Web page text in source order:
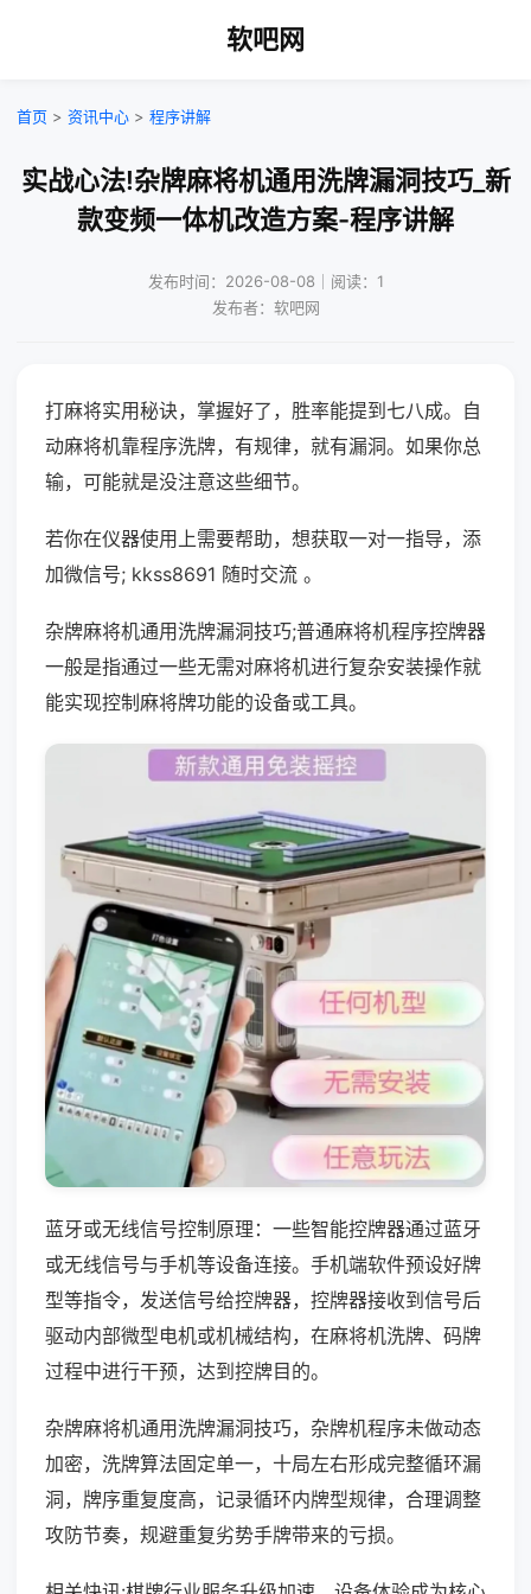
软吧网
首页 > 资讯中心 > 程序讲解
实战心法!杂牌麻将机通用洗牌漏洞技巧_新
款变频一体机改造方案-程序讲解
发布时间：2026-08-08｜阅读：1
发布者：软吧网
打麻将实用秘诀，掌握好了，胜率能提到七八成。自
动麻将机靠程序洗牌，有规律，就有漏洞。如果你总
输，可能就是没注意这些细节。
若你在仪器使用上需要帮助，想获取一对一指导，添
加微信号; kkss8691 随时交流 。
杂牌麻将机通用洗牌漏洞技巧;普通麻将机程序控牌器
一般是指通过一些无需对麻将机进行复杂安装操作就
能实现控制麻将牌功能的设备或工具。
蓝牙或无线信号控制原理：一些智能控牌器通过蓝牙
或无线信号与手机等设备连接。手机端软件预设好牌
型等指令，发送信号给控牌器，控牌器接收到信号后
驱动内部微型电机或机械结构，在麻将机洗牌、码牌
过程中进行干预，达到控牌目的。
杂牌麻将机通用洗牌漏洞技巧，杂牌机程序未做动态
加密，洗牌算法固定单一，十局左右形成完整循环漏
洞，牌序重复度高，记录循环内牌型规律，合理调整
攻防节奏，规避重复劣势手牌带来的亏损。